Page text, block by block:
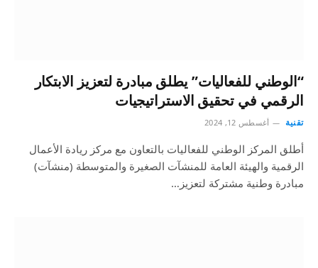
“الوطني للفعاليات” يطلق مبادرة لتعزيز الابتكار
الرقمي في تحقيق الاستراتيجيات
تقنية أغسطس 12, 2024
أطلق المركز الوطني للفعاليات بالتعاون مع مركز ريادة الأعمال
الرقمية والهيئة العامة للمنشآت الصغيرة والمتوسطة (منشآت)
مبادرة وطنية مشتركة لتعزيز…